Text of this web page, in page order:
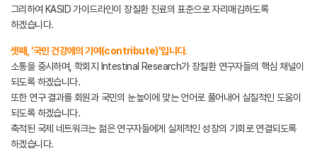
그리하여 KASID 가이드라인이 장질환 진료의 표준으로 자리매김하도록
하겠습니다.
셋째, ‘국민 건강에의 기여(contribute)’입니다.
소통을 중시하며, 학회지 Intestinal Research가 장질환 연구자들의 핵심 채널이
되도록 하겠습니다.
또한 연구 결과를 회원과 국민의 눈높이에 맞는 언어로 풀어내어 실질적인 도움이
되도록 하겠습니다.
축적된 국제 네트워크는 젊은 연구자들에게 실제적인 성장의 기회로 연결되도록
하겠습니다.